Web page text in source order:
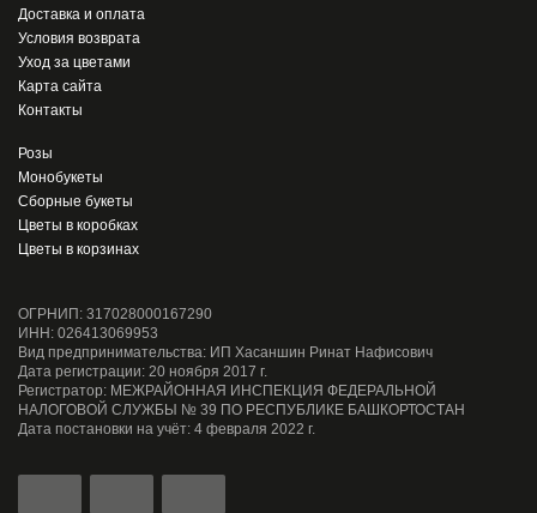
Доставка и оплата
Условия возврата
Уход за цветами
Карта сайта
Контакты
Розы
Монобукеты
Сборные букеты
Цветы в коробках
Цветы в корзинах
ОГРНИП: 317028000167290
ИНН: 026413069953
Вид предпринимательства: ИП Хасаншин Ринат Нафисович
Дата регистрации: 20 ноября 2017 г.
Регистратор: МЕЖРАЙОННАЯ ИНСПЕКЦИЯ ФЕДЕРАЛЬНОЙ
НАЛОГОВОЙ СЛУЖБЫ № 39 ПО РЕСПУБЛИКЕ БАШКОРТОСТАН
Дата постановки на учёт: 4 февраля 2022 г.